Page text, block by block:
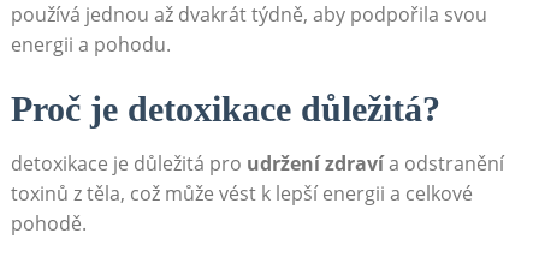
používá jednou až⁢ dvakrát týdně, aby podpořila svou
energii ⁣a pohodu.
Proč je detoxikace ​důležitá?
detoxikace je důležitá pro udržení ​zdravía odstranění
toxinů​ z těla,⁣ což může vést k lepší energii a celkové
pohodě.